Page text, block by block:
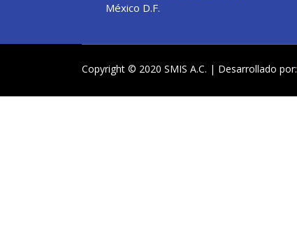
México D.F.
Copyright © 2020 SMIS A.C. | Desarrollado por: